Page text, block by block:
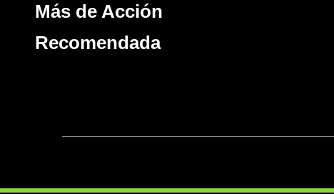
Más de Acción
Recomendada